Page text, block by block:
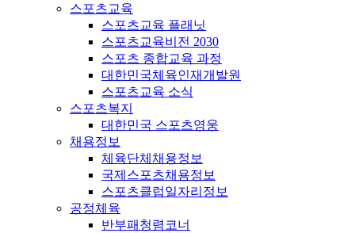
스포츠교육
스포츠교육 플래닛
스포츠교육비전 2030
스포츠 종합교육 과정
대한민국체육인재개발원
스포츠교육 소식
스포츠복지
대한민국 스포츠영웅
채용정보
체육단체채용정보
국제스포츠채용정보
스포츠클럽일자리정보
공정체육
반부패청렴코너